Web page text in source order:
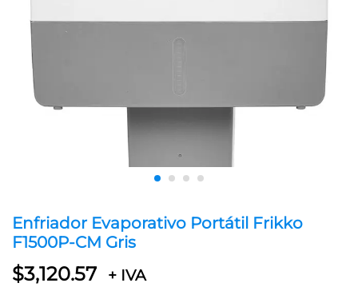
Enfriador Evaporativo Portátil Frikko
F1500P-CM Gris
$3,120.57 + IVA